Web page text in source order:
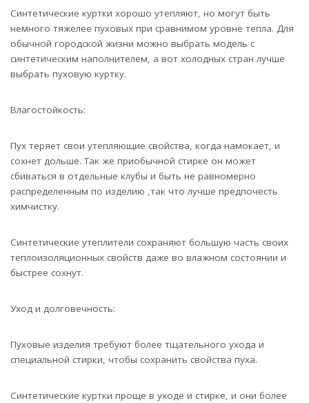
Синтетические куртки хорошо утепляют, но могут быть
немного тяжелее пуховых при сравнимом уровне тепла. Для
обычной городской жизни можно выбрать модель с
синтетическим наполнителем, а вот холодных стран лучше
выбрать пуховую куртку.
Влагостойкость:
Пух теряет свои утепляющие свойства, когда намокает, и
сохнет дольше. Так же приобычной стирке он может
сбиваться в отдельные клубы и быть не равномерно
распределенным по изделию ,так что лучше предпочесть
химчистку.
Синтетические утеплители сохраняют большую часть своих
теплоизоляционных свойств даже во влажном состоянии и
быстрее сохнут.
Уход и долговечность:
Пуховые изделия требуют более тщательного ухода и
специальной стирки, чтобы сохранить свойства пуха.
Синтетические куртки проще в уходе и стирке, и они более